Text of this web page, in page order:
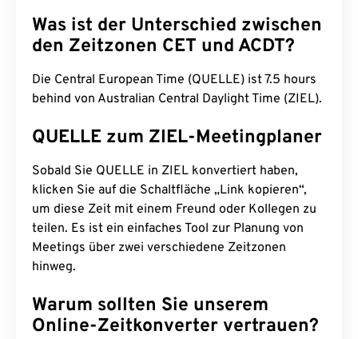
Was ist der Unterschied zwischen
den Zeitzonen CET und ACDT?
Die Central European Time (QUELLE) ist 7.5 hours
behind von Australian Central Daylight Time (ZIEL).
QUELLE zum ZIEL-Meetingplaner
Sobald Sie QUELLE in ZIEL konvertiert haben,
klicken Sie auf die Schaltfläche „Link kopieren“,
um diese Zeit mit einem Freund oder Kollegen zu
teilen. Es ist ein einfaches Tool zur Planung von
Meetings über zwei verschiedene Zeitzonen
hinweg.
Warum sollten Sie unserem
Online-Zeitkonverter vertrauen?